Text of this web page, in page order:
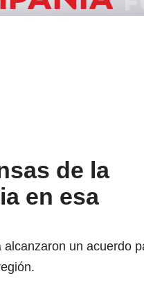
de la
en esa
un acuerdo